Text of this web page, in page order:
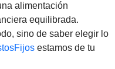
alimentación
equilibrada.
sino de saber elegir lo
estamos de tu